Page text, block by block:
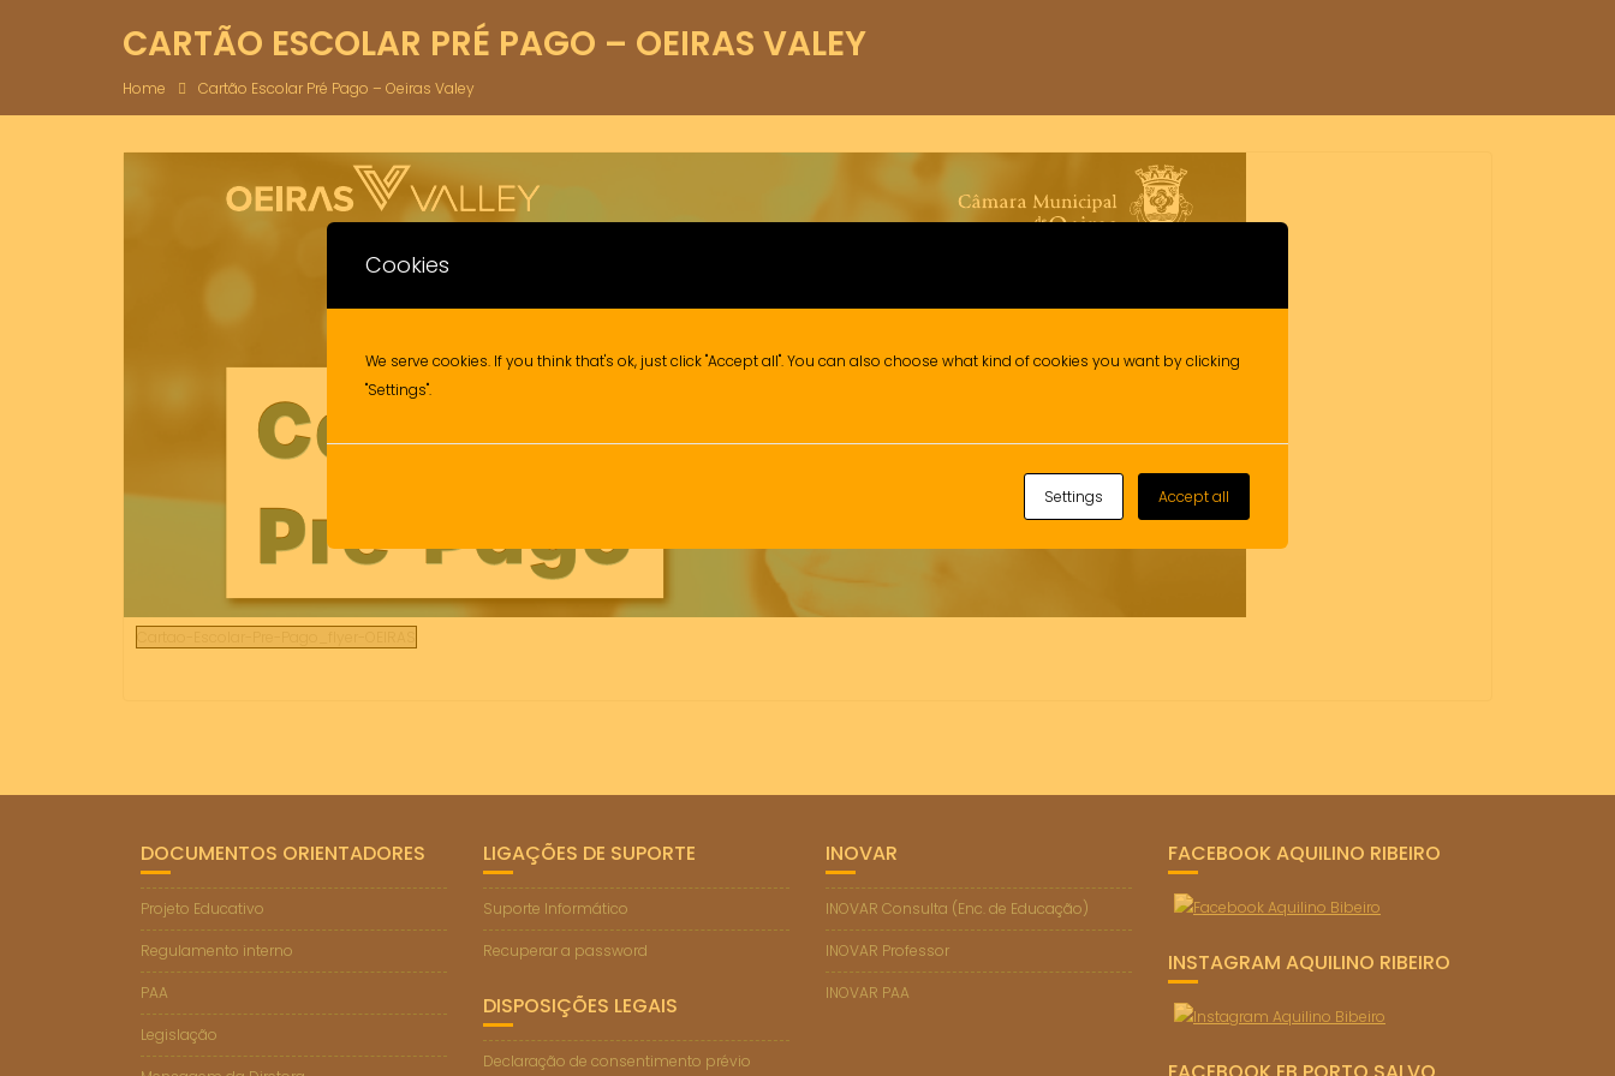
CARTÃO ESCOLAR PRÉ PAGO – OEIRAS VALEY
Home Cartão Escolar Pré Pago – Oeiras Valey
DOCUMENTOS ORIENTADORES
Projeto Educativo
Regulamento interno
PAA
Legislação
LIGAÇÕES DE SUPORTE
Suporte Informático
Recuperar a password
DISPOSIÇÕES LEGAIS
Declaração de consentimento prévio
INOVAR
INOVAR Consulta (Enc. de Educação)
INOVAR Professor
INOVAR PAA
FACEBOOK AQUILINO RIBEIRO
INSTAGRAM AQUILINO RIBEIRO
Cookies
We serve cookies. If you think that's ok, just click "Accept all". You can also choose what kind of cookies you want by clicking
"Settings".
Settings Accept all